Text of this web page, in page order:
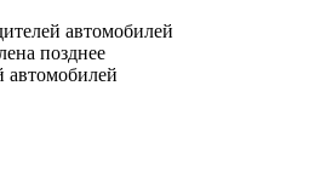
автомобилей
позднее
автомобилей